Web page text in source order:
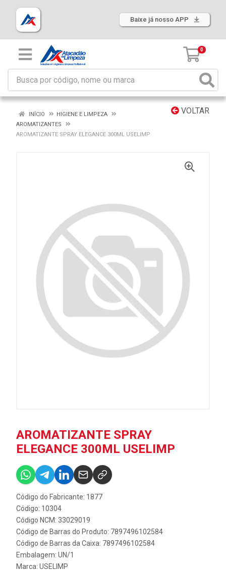
Baixe já nosso APP
0
VOLTAR
INÍCIO
HIGIENE E LIMPEZA
AROMATIZANTES
AROMATIZANTE SPRAY ELEGANCE 300ML USELIMP
AROMATIZANTE SPRAY
ELEGANCE 300ML USELIMP
Código do Fabricante: 1877
Código: 10304
Código NCM: 33029019
Código de Barras do Produto: 7897496102584
Código de Barras da Caixa: 7897496102584
Embalagem: UN/1
Marca: USELIMP